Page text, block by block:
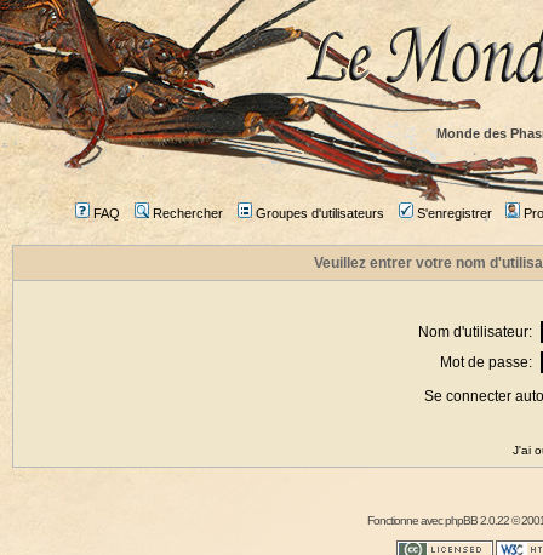
Monde des
FAQ Rechercher Groupes d'utilisateurs S'enregistrer
Veuillez entrer votre nom
Nom d'utilisateur:
Mot de passe:
Se connecter
J'ai
Fonctionne avecphpBB2.0.22 ©